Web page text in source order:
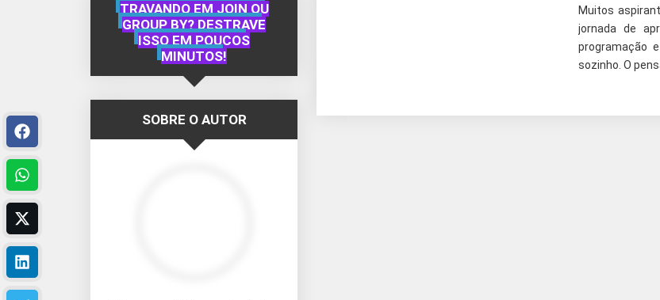
Muitos
jornada de
programação
sozinho. O
TRAVANDO EM JOIN OU
GROUP BY? DESTRAVE
ISSO EM POUCOS
MINUTOS!
SOBRE O AUTOR